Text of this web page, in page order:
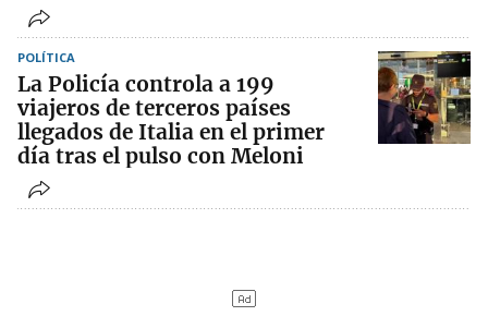
POLÍTICA
La Policía controla a 199
viajeros de terceros países
llegados de Italia en el primer
día tras el pulso con Meloni